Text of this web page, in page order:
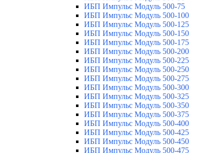
ИБП Импульс Модуль 500-75
ИБП Импульс Модуль 500-100
ИБП Импульс Модуль 500-125
ИБП Импульс Модуль 500-150
ИБП Импульс Модуль 500-175
ИБП Импульс Модуль 500-200
ИБП Импульс Модуль 500-225
ИБП Импульс Модуль 500-250
ИБП Импульс Модуль 500-275
ИБП Импульс Модуль 500-300
ИБП Импульс Модуль 500-325
ИБП Импульс Модуль 500-350
ИБП Импульс Модуль 500-375
ИБП Импульс Модуль 500-400
ИБП Импульс Модуль 500-425
ИБП Импульс Модуль 500-450
ИБП Импульс Модуль 500-475